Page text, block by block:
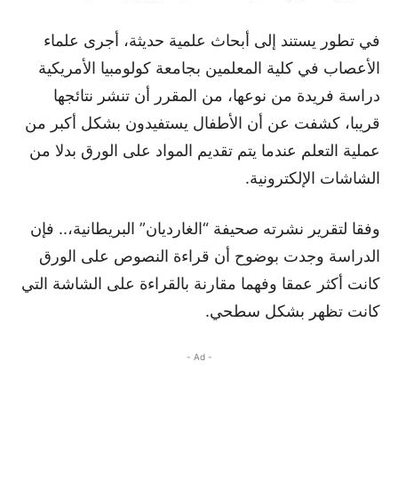
في تطور يستند إلى أبحاث علمية حديثة، أجرى علماء
الأعصاب في كلية المعلمين بجامعة كولومبيا الأمريكية
دراسة فريدة من نوعها، من المقرر أن تنشر نتائجها
قريبا، كشفت عن أن الأطفال يستفيدون بشكل أكبر من
عملية التعلم عندما يتم تقديم المواد على الورق بدلا من
الشاشات الإلكترونية.
وفقا لتقرير نشرته صحيفة “الغارديان” البريطانية،.. فإن
الدراسة وجدت بوضوح أن قراءة النصوص على الورق
كانت أكثر عمقا وفهما مقارنة بالقراءة على الشاشة التي
كانت تظهر بشكل سطحي.
- Ad -